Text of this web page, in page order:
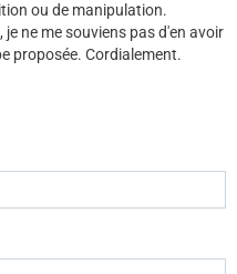
ou de manipulation.
je ne me souviens pas d'en avoir
proposée. Cordialement.